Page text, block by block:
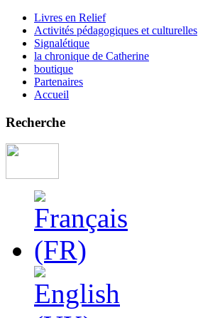
Livres en Relief
Activités pédagogiques et culturelles
Signalétique
la chronique de Catherine
boutique
Partenaires
Accueil
Recherche